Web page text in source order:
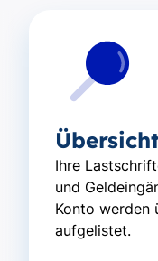
Ihre
und
Konto werden
aufgelistet.